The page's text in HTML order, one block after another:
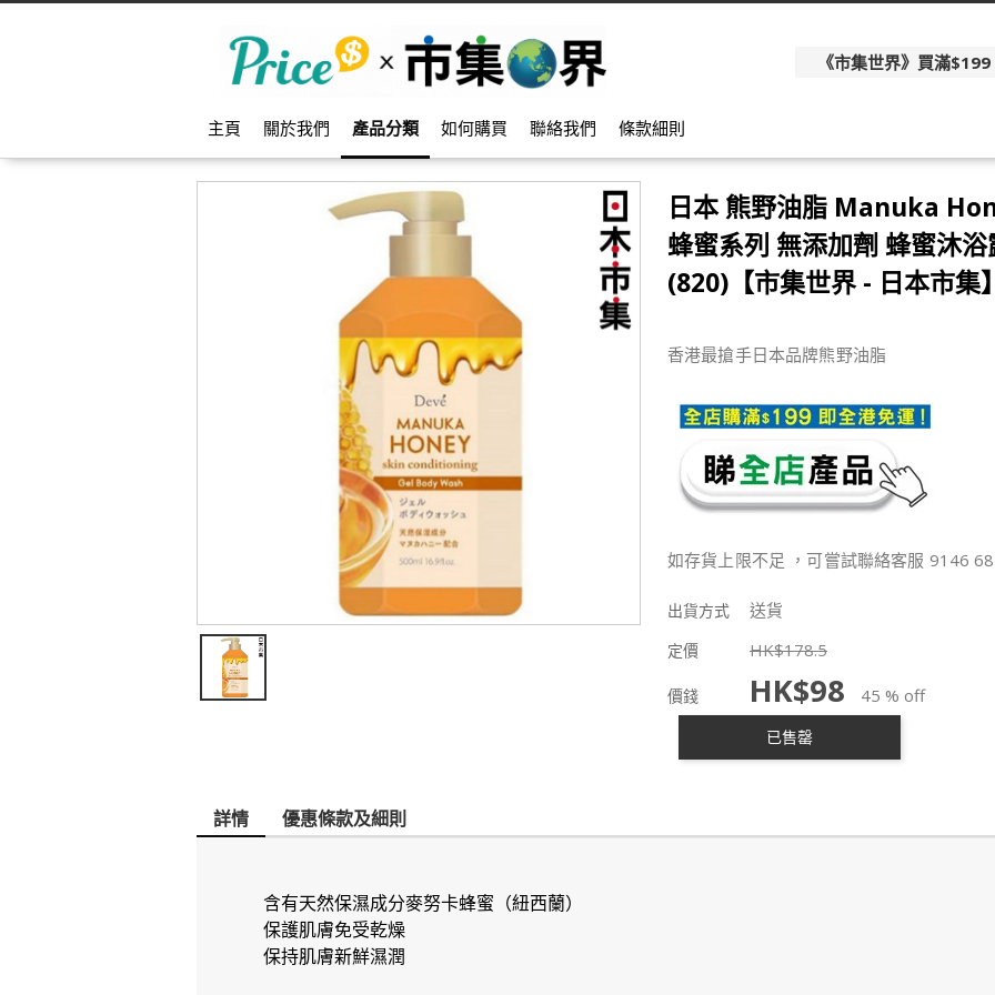
《市集世界》買滿
主頁 關於我們 產品分類 如何購買 聯絡我們 條款細則
日本 熊野油脂 Manuka
蜂蜜系列 無添加劑 蜂蜜沐
(820)【市集世界 - 日本市集
香港最搶手日本品牌熊野油脂
如存貨上限不足 ，可嘗試聯絡客服 9146
出貨方式 送貨
定價 HK$178.5
價錢 HK$98 45 % off
已售罄
詳情 優惠條款及細則
含有天然保濕成分麥努卡蜂蜜（紐西蘭）
保護肌膚免受乾燥
保持肌膚新鮮濕潤